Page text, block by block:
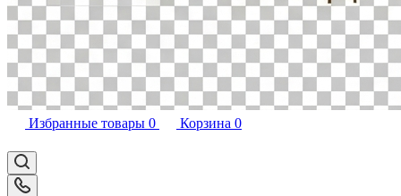
Избранные товары 0 Корзина 0